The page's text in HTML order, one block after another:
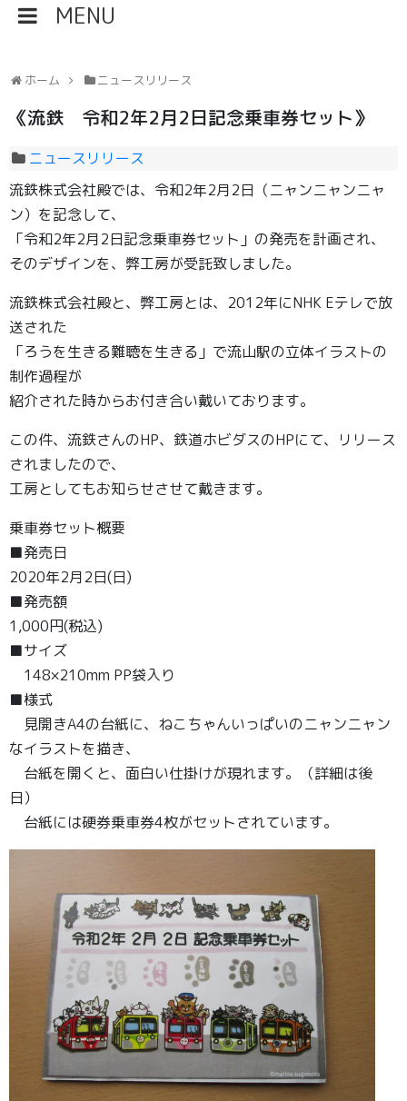
ホーム ニュースリリース
《流鉄 令和2年2月2日記念乗車券セット》
ニュースリリース
流鉄株式会社殿では、令和2年2月2日（ニャンニャンニャ
ン）を記念して、
「令和2年2月2日記念乗車券セット」の発売を計画され、
そのデザインを、弊工房が受託致しました。
流鉄株式会社殿と、弊工房とは、2012年にNHK Eテレで放
送された
「ろうを生きる難聴を生きる」で流山駅の立体イラストの
制作過程が
紹介された時からお付き合い戴いております。
この件、流鉄さんのHP、鉄道ホビダスのHPにて、リリース
されましたので、
工房としてもお知らせさせて戴きます。
乗車券セット概要
■発売日
2020年2月2日(日)
■発売額
1,000円(税込)
■サイズ
148×210mm PP袋入り
■様式
見開きA4の台紙に、ねこちゃんいっぱいのニャンニャン
なイラストを描き、
台紙を開くと、面白い仕掛けが現れます。（詳細は後
日）
台紙には硬券乗車券4枚がセットされています。